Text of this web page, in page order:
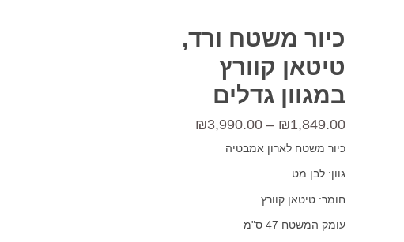
כיור משטח ורד,
טיטאן קוורץ
במגוון גדלים
₪1,849.00
–
₪3,990.00
כיור משטח לארון אמבטיה
גוון: לבן מט
חומר: טיטאן קוורץ
עומק המשטח 47 ס"מ